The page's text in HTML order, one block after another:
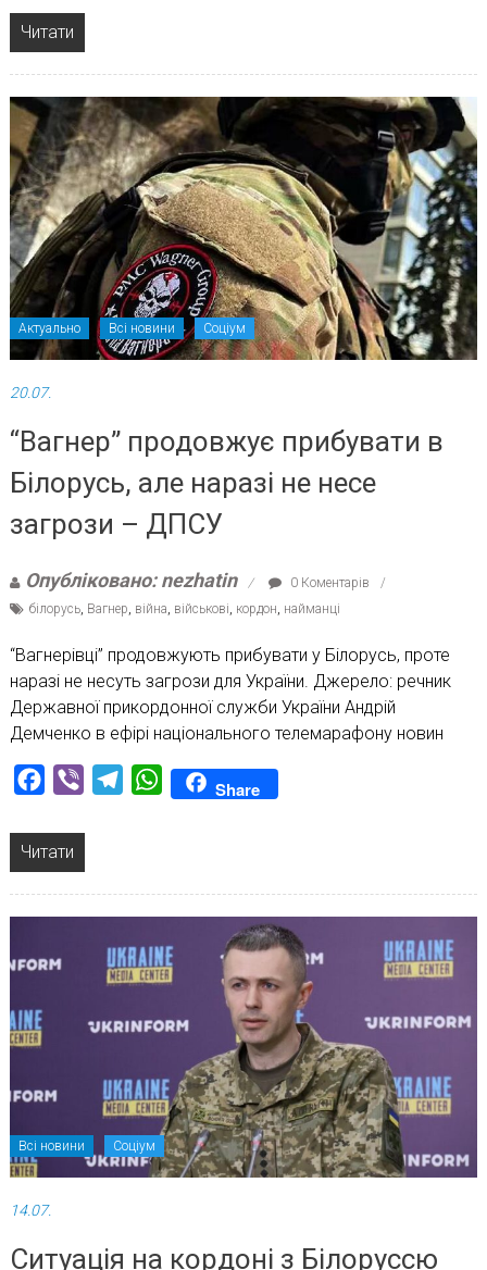
Читати
Актуально Всі новини Соціум
20.07.
“Вагнер” продовжує прибувати в
Білорусь, але наразі не несе
загрози – ДПСУ
Опубліковано: nezhatin
0 Коментарів
білорусь, Вагнер війна військові кордон найманці
“Вагнерівці” продовжують прибувати у Білорусь, проте
наразі не несуть загрози для України. Джерело: речник
Державної прикордонної служби України Андрій
Демченко в ефірі національного телемарафону новин
Facebook
Viber TelegramWhatsAppShare
Читати
Всі новини Соціум
14.07.
Ситуація на кордоні з Білоруссю